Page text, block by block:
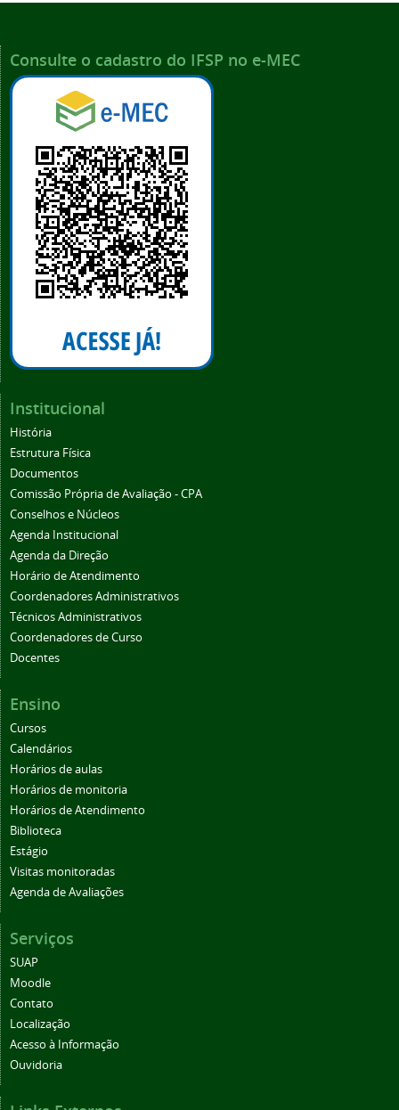
Consulte o cadastro do IFSP no e-MEC
Institucional
História
Estrutura Física
Documentos
Comissão Própria de Avaliação - CPA
Conselhos e Núcleos
Agenda Institucional
Agenda da Direção
Horário de Atendimento
Coordenadores Administrativos
Técnicos Administrativos
Coordenadores de Curso
Docentes
Ensino
Cursos
Calendários
Horários de aulas
Horários de monitoria
Horários de Atendimento
Biblioteca
Estágio
Visitas monitoradas
Agenda de Avaliações
Serviços
SUAP
Moodle
Contato
Localização
Acesso à Informação
Ouvidoria